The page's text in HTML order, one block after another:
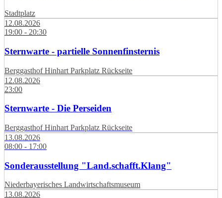
Stadtplatz
12.08.2026
19:00 - 20:30
Sternwarte - partielle Sonnenfinsternis
Berggasthof Hinhart Parkplatz Rückseite
12.08.2026
23:00
Sternwarte - Die Perseiden
Berggasthof Hinhart Parkplatz Rückseite
13.08.2026
08:00 - 17:00
Sonderausstellung "Land.schafft.Klang"
Niederbayerisches Landwirtschaftsmuseum
13.08.2026